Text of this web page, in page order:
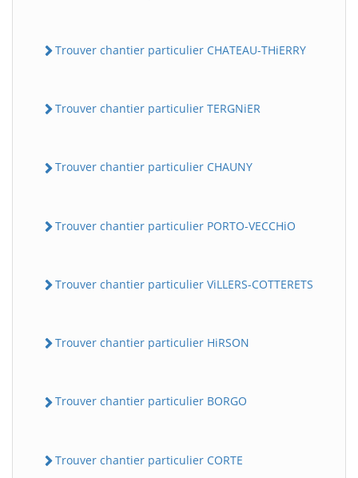
Trouver chantier particulier CHATEAU-THiERRY
Trouver chantier particulier TERGNiER
Trouver chantier particulier CHAUNY
Trouver chantier particulier PORTO-VECCHiO
Trouver chantier particulier ViLLERS-COTTERETS
Trouver chantier particulier HiRSON
Trouver chantier particulier BORGO
Trouver chantier particulier CORTE